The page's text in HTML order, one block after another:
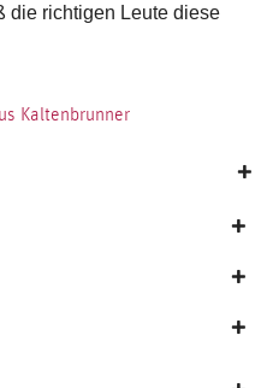
die richtigen Leute diese
Kaltenbrunner